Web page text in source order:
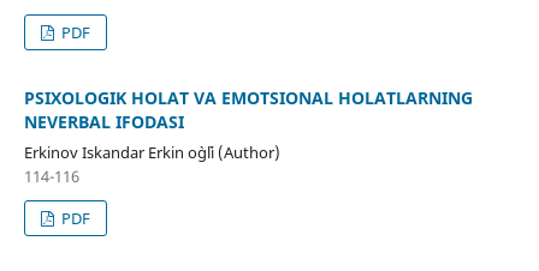
PDF
PSIXOLOGIK HOLAT VA EMOTSIONAL HOLATLARNING
NEVERBAL IFODASI
Erkinov Iskandar Erkin o`g`li (Author)
114-116
PDF